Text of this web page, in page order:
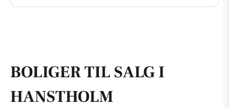
BOLIGER TIL SALG I
HANSTHOLM